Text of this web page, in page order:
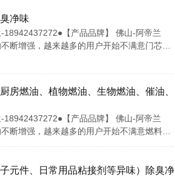
净味
【产品品牌】 佛山-阿帝兰
断增强，越来越多的用户开始不满意门芯…
房燃油、植物燃油、生物燃油、催油、
【产品品牌】 佛山-阿帝兰
断增强，越来越多的用户开始不满意燃料…
元件、日常用品粘接剂等异味）除臭净